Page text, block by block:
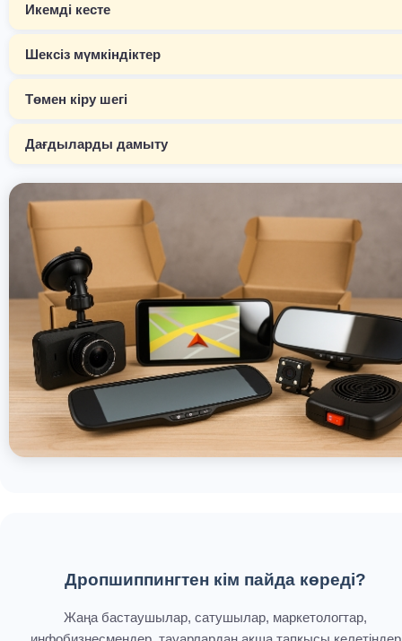
Икемді кесте
Шексіз мүмкіндіктер
Төмен кіру шегі
Дағдыларды дамыту
Дропшиппингтен кім пайда көреді?
Жаңа бастаушылар, сатушылар, маркетологтар,